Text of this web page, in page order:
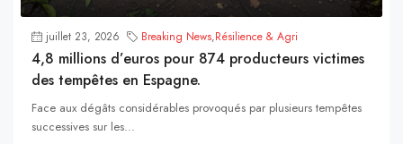
juillet 23, 2026 Breaking News,Résilience & Agri
4,8 millions d’euros pour 874 producteurs victimes
des tempêtes en Espagne.
Face aux dégâts considérables provoqués par plusieurs tempêtes
successives sur les...